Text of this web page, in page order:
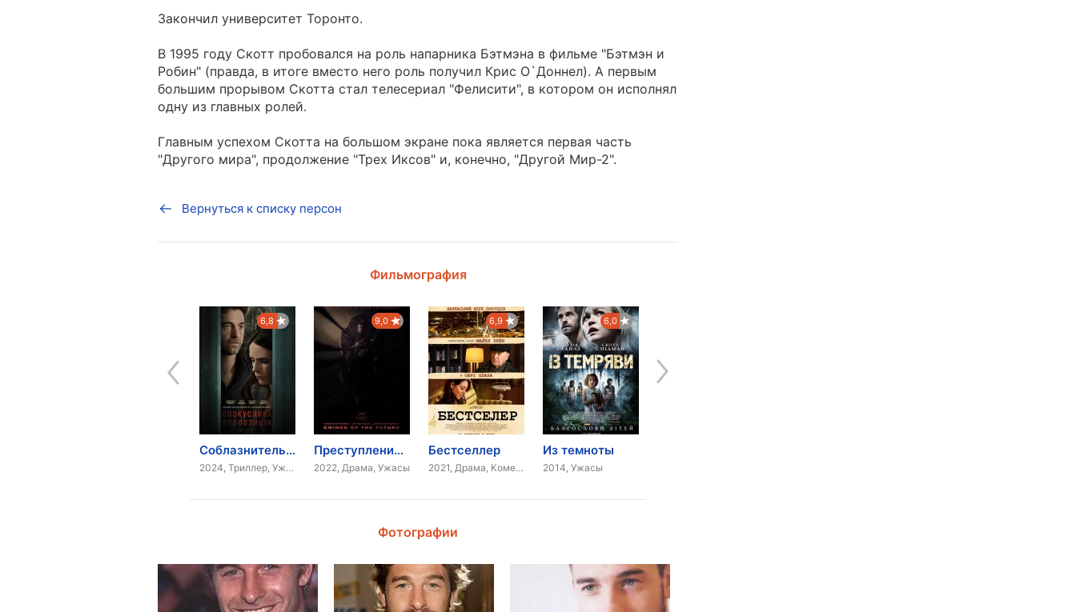
Закончил университет Торонто.
В 1995 году Скотт пробовался на роль напарника Бэтмэна в фильме "Бэтмэн и
Робин" (правда, в итоге вместо него роль получил Крис О`Доннел). А первым
большим прорывом Скотта стал телесериал "Фелисити", в котором он исполнял
одну из главных ролей.
Главным успехом Скотта на большом экране пока является первая часть
"Другого мира", продолжение "Трех Иксов" и, конечно, "Другой Мир-2".
Вернуться к списку персон
Фильмография
6,8
Соблазнительное предложение
2024, Триллер, Ужасы
9,0
Преступления будущего
2022, Драма, Ужасы
6,9
Бестселлер
2021, Драма, Комедия
6,0
Из темноты
2014, Ужасы
Фотографии